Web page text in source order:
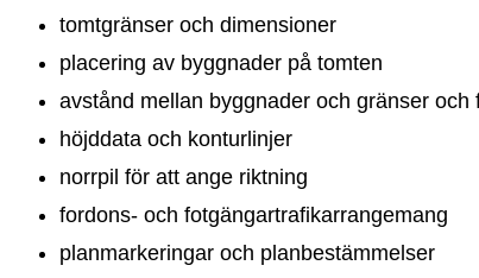
tomtgränser och dimensioner
placering av byggnader på tomten
avstånd mellan byggnader och gränser och
höjddata och konturlinjer
norrpil för att ange riktning
fordons- och fotgängartrafikarrangemang
planmarkeringar och planbestämmelser